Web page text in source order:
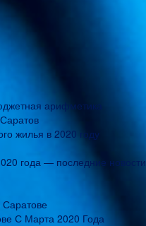
арифметика
жилья в 2020 году
года — последние новости
С Марта 2020 Года